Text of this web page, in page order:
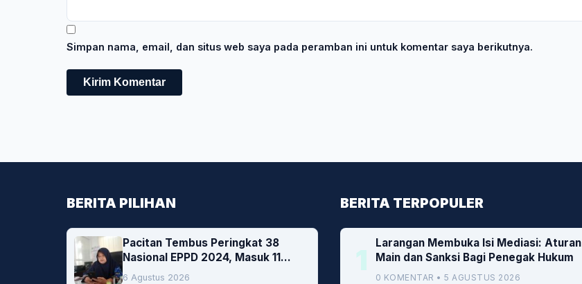
Simpan nama, email, dan situs web saya pada peramban ini untuk komentar saya berikutnya.
BERITA PILIHAN
Pacitan Tembus Peringkat 38
Nasional EPPD 2024, Masuk 11
Besar di Jatim
6 Agustus 2026
BERITA TERPOPULER
1
Larangan Membuka Isi Mediasi: Aturan
Main dan Sanksi Bagi Penegak Hukum
0 KOMENTAR • 5 AGUSTUS 2026